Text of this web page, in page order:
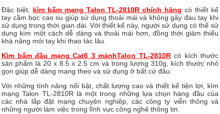
Đặc biệt, kìm bấm mạng Talon TL-2810R chính hãng có thiết kế
tay cầm bọc cao su giúp sử dụng thoải mái và không gây đau tay khi
sử dụng trong thời gian dài. Với thiết kế này, người sử dụng có thể sử
dụng kìm một cách dễ dàng và thoải mái hơn, đồng thời giảm thiểu
khả năng mỏi tay khi thao tác lâu.
Kìm bấm đầu mạng Cat6 3 mảnhTalon TL-2810Rcó kích thước
sản phẩm là 20 x 8.5 x 2.5 cm và trọng lượng 310g, kích thước nhỏ
gọn giúp dễ dàng mang theo và sử dụng ở bất cứ đâu.
Với những tính năng nổi bật, chất lượng cao và thiết kế tiện lợi, kìm
mạng Talon TL-2810R là một trong những lựa chọn hàng đầu của
các nhà lắp đặt mạng chuyên nghiệp, các công ty viễn thông và
những người làm việc trong lĩnh vực công nghệ thông tin.